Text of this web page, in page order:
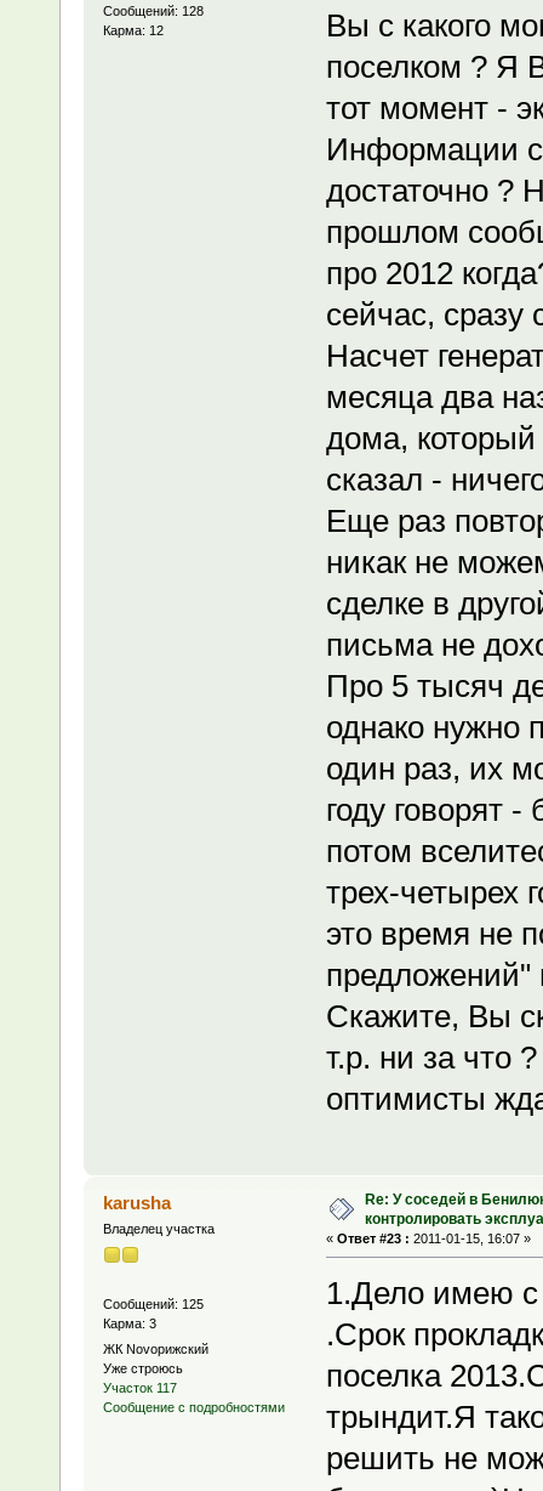
Сообщений: 128
Карма: 12
Вы с какого
поселком ? Я
тот момент -
Информации
достаточно ?
прошлом
про 2012
сейчас, сразу
Насчет
месяца два
дома, который
сказал -
Еще раз
никак не
сделке в
письма не
Про 5 тысяч
однако нужно
один раз, их
году говорят -
потом
трех-четырех
это время не
предложений"
Скажите, Вы
т.р. ни за что
оптимисты
karusha
Владелец участка
Сообщений: 125
Карма: 3
ЖК Novoрижский
Уже строюсь
Участок 117
Сообщение с подробностями
Re: У соседей в
контролировать
« Ответ #23 : 2011-01-15, 16:07 »
1.Дело имею с
.Срок
поселка
трындит.Я
решить не